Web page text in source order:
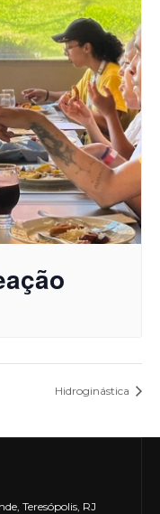
Hidroginástica
Teresópolis, RJ